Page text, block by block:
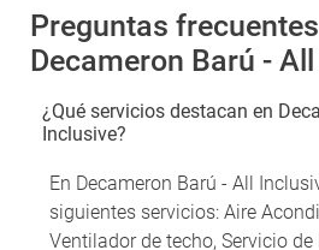
Preguntas
Decameron Barú -
¿Qué servicios destacan en
Inclusive?
En Decameron Barú - All
siguientes servicios: Aire
Ventilador de techo, Servicio